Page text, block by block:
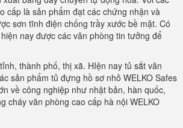
cấp là sản phẩm đạt các chứng nhận và
sơn tĩnh điện chống trầy xước bề mặt. Có
nay được các văn phòng tin tưởng để
thành phố, thị xã. HIện nay tủ sắt văn
sản phẩm tủ đựng hồ sơ nhỏ WELKO Safes
về công nghiệp như nhật bản, hàn quốc,
cháy văn phòng cao cấp hà nội WELKO